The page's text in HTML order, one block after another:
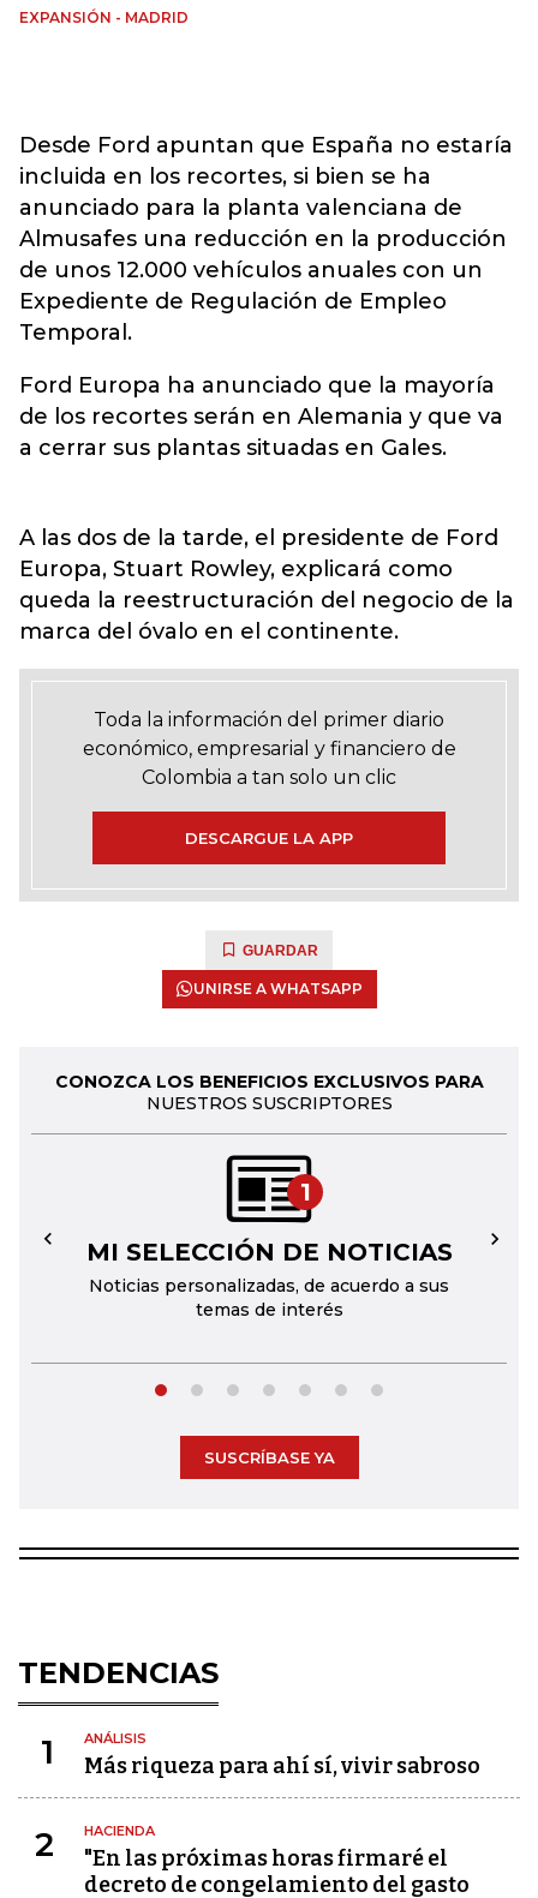
EXPANSIÓN - MADRID
Desde Ford apuntan que España no estaría
incluida en los recortes, si bien se ha
anunciado para la planta valenciana de
Almusafes una reducción en la producción
de unos 12.000 vehículos anuales con un
Expediente de Regulación de Empleo
Temporal.
Ford Europa ha anunciado que la mayoría
de los recortes serán en Alemania y que va
a cerrar sus plantas situadas en Gales.
A las dos de la tarde, el presidente de Ford
Europa, Stuart Rowley, explicará como
queda la reestructuración del negocio de la
marca del óvalo en el continente.
Toda la información del primer diario
económico, empresarial y financiero de
Colombia a tan solo un clic
DESCARGUE LA APP
GUARDAR
UNIRSE A WHATSAPP
CONOZCA LOS BENEFICIOS EXCLUSIVOS PARA
NUESTROS SUSCRIPTORES
1
MI SELECCIÓN DE NOTICIAS
Noticias personalizadas, de acuerdo a sus
temas de interés
← →
SUSCRÍBASE YA
TENDENCIAS
1 ANÁLISIS
Más riqueza para ahí sí, vivir sabroso
2 HACIENDA
"En las próximas horas firmaré el
decreto de congelamiento del gasto